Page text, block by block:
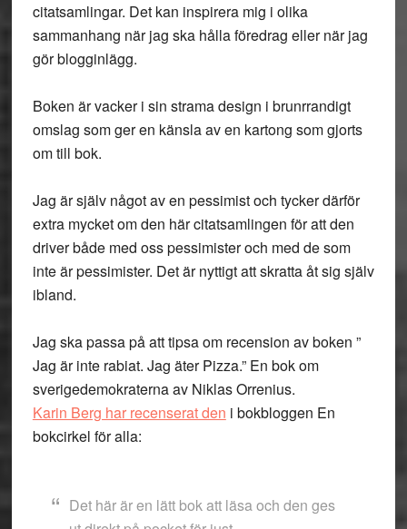
citatsamlingar. Det kan inspirera mig i olika
sammanhang när jag ska hålla föredrag eller när jag
gör blogginlägg.
Boken är vacker i sin strama design i brunrrandigt
omslag som ger en känsla av en kartong som gjorts
om till bok.
Jag är själv något av en pessimist och tycker därför
extra mycket om den här citatsamlingen för att den
driver både med oss pessimister och med de som
inte är pessimister. Det är nyttigt att skratta åt sig själv
ibland.
Jag ska passa på att tipsa om recension av boken ”
Jag är inte rabiat. Jag äter Pizza.” En bok om
sverigedemokraterna av Niklas Orrenius.
Karin Berg har recenserat den i bokbloggen En
bokcirkel för alla:
Det här är en lätt bok att läsa och den ges